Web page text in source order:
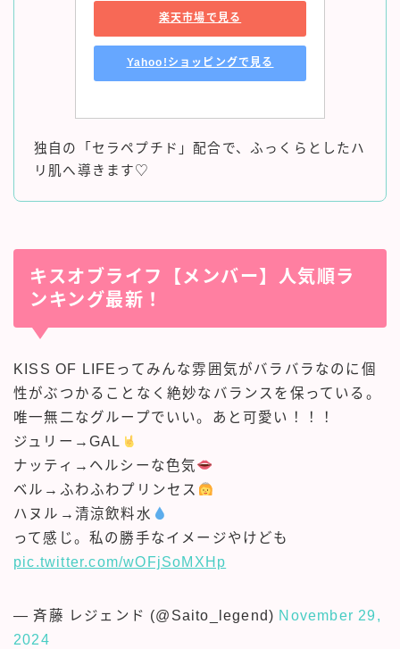
楽天市場で見る
Yahoo!ショッピングで見る
独自の「セラペプチド」配合で、ふっくらとしたハ
リ肌へ導きます♡
キスオブライフ【メンバー】人気順ラ
ンキング最新！
KISS OF LIFEってみんな雰囲気がバラバラなのに個
性がぶつかることなく絶妙なバランスを保っている。
唯一無二なグループでいい。あと可愛い！！！
ジュリー→GAL
ナッティ→ヘルシーな色気
ベル→ふわふわプリンセス
ハヌル→清涼飲料水
って感じ。私の勝手なイメージやけども
pic.twitter.com/wOFjSoMXHp
— 斉藤 レジェンド (@Saito_legend) November 29,
2024